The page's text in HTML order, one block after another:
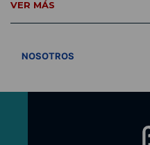
VER MÁS
NOSOTROS